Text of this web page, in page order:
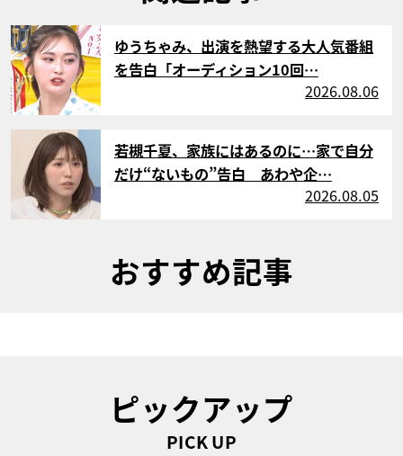
サムネイル
ゆうちゃみ、出演を熱望する大人気番組
を告白「オーディション10回…
2026.08.06
サムネイル
若槻千夏、家族にはあるのに…家で自分
だけ“ないもの”告白 あわや企…
2026.08.05
おすすめ記事
ピックアップ
PICK UP